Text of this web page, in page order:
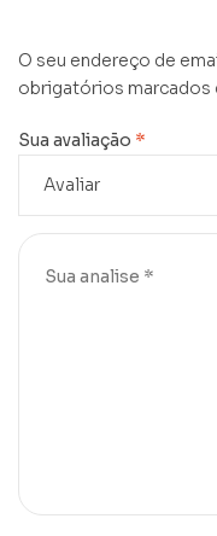
O seu endereço de
obrigatórios marcados
Sua avaliação *